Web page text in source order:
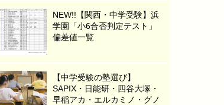
NEW!!【関西・中学受験】浜
学園「小6合否判定テスト」
偏差値一覧
【中学受験の塾選び】
SAPIX・日能研・四谷大塚・
早稲アカ・エルカミノ・グノ